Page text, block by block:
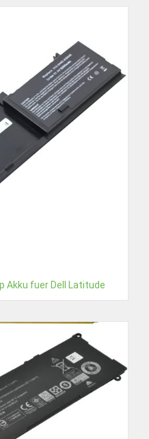
Akku fuer Dell Latitude
den Warenkorb